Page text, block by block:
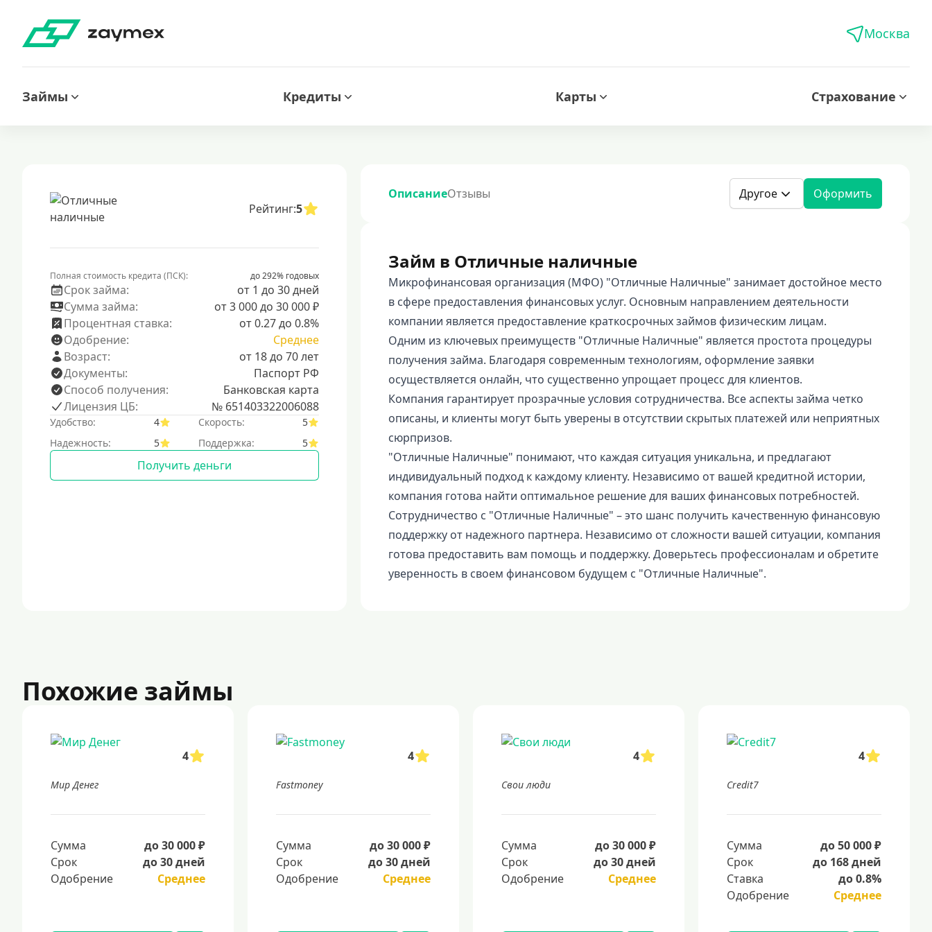
Москва
Займы Кредиты Карты Страхование
Рейтинг:5
Полная стоимость кредита (ПСК): до 292% годовых
Срок займа:
от 1 до 30 дней
Сумма займа:
от 3 000 до 30 000 ₽
Процентная ставка:
от 0.27 до 0.8%
Одобрение:
Среднее
Возраст:
от 18 до 70 лет
Документы:
Паспорт РФ
Способ получения:
Банковская карта
Лицензия ЦБ:
№ 651403322006088
Удобство: 4 Скорость:
5
Надежность:
5 Поддержка: 5
Получить деньги
ОписаниеОтзывы Другое Оформить
Займ в Отличные наличные
Микрофинансовая организация (МФО) "Отличные Наличные" занимает достойное место
в сфере предоставления финансовых услуг. Основным направлением деятельности
компании является предоставление краткосрочных займов физическим лицам.
Одним из ключевых преимуществ "Отличные Наличные" является простота процедуры
получения займа. Благодаря современным технологиям, оформление заявки
осуществляется онлайн, что существенно упрощает процесс для клиентов.
Компания гарантирует прозрачные условия сотрудничества. Все аспекты займа четко
описаны, и клиенты могут быть уверены в отсутствии скрытых платежей или неприятных
сюрпризов.
"Отличные Наличные" понимают, что каждая ситуация уникальна, и предлагают
индивидуальный подход к каждому клиенту. Независимо от вашей кредитной истории,
компания готова найти оптимальное решение для ваших финансовых потребностей.
Сотрудничество с "Отличные Наличные" – это шанс получить качественную финансовую
поддержку от надежного партнера. Независимо от сложности вашей ситуации, компания
готова предоставить вам помощь и поддержку. Доверьтесь профессионалам и обретите
уверенность в своем финансовом будущем с "Отличные Наличные".
Похожие займы
4
Мир Денег
Сумма
до 30 000 ₽
Срок
до 30 дней
Одобрение
Среднее
4
Fastmoney
Сумма
до 30 000 ₽
Срок
до 30 дней
Одобрение
Среднее
4
Свои люди
Сумма
до 30 000 ₽
Срок
до 30 дней
Одобрение
Среднее
4
Credit7
Сумма
до 50 000 ₽
Срок
до 168 дней
Ставка
до 0.8%
Одобрение
Среднее